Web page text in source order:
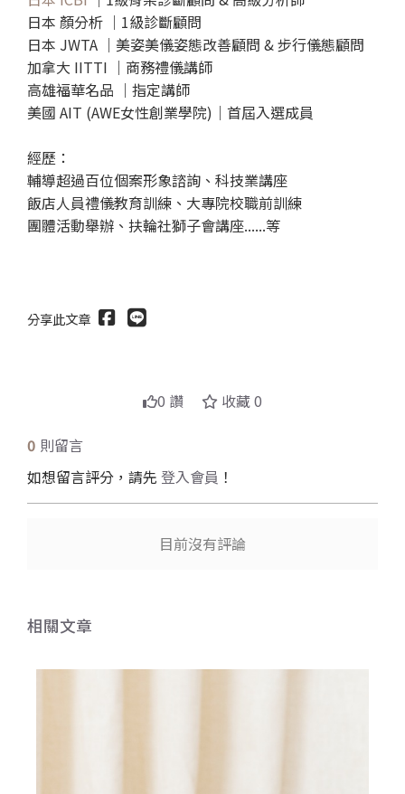
日本 顏分析 ｜1級診斷顧問
日本 JWTA ｜美姿美儀姿態改善顧問 & 步行儀態顧問
加拿大 IITTI ｜商務禮儀講師
高雄福華名品 ｜指定講師
美國 AIT (AWE女性創業學院)｜首屆入選成員
經歷：
輔導超過百位個案形象諮詢、科技業講座
飯店人員禮儀教育訓練、大專院校職前訓練
團體活動舉辦、扶輪社獅子會講座......等
分享此文章
0 讚 收藏 0
0 則留言
如想留言評分，請先 登入會員 ！
目前沒有評論
相關文章